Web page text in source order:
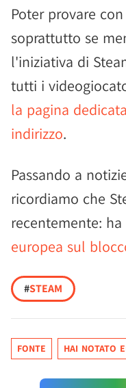
Poter provare
soprattutto se
l'iniziativa di
tutti i
la pagina
indirizzo.
Passando a
ricordiamo che
recentemente:
europea sul
#STEAM
FONTE HAI NOTATO